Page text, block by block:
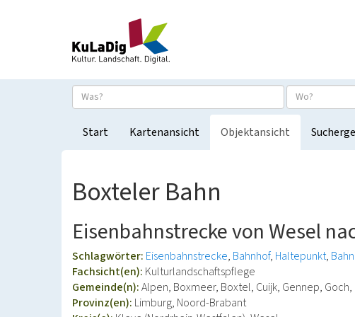
Start Kartenansicht Objektansicht
Boxteler Bahn
Eisenbahnstrecke von Wesel
Schlagwörter: Eisenbahnstrecke Bahnhof Haltepunkt
Fachsicht(en): Kulturlandschaftspflege
Gemeinde(n):Alpen, Boxmeer, Boxtel, Cuijk, Gennep,
Provinz(en): Limburg, Noord-Brabant